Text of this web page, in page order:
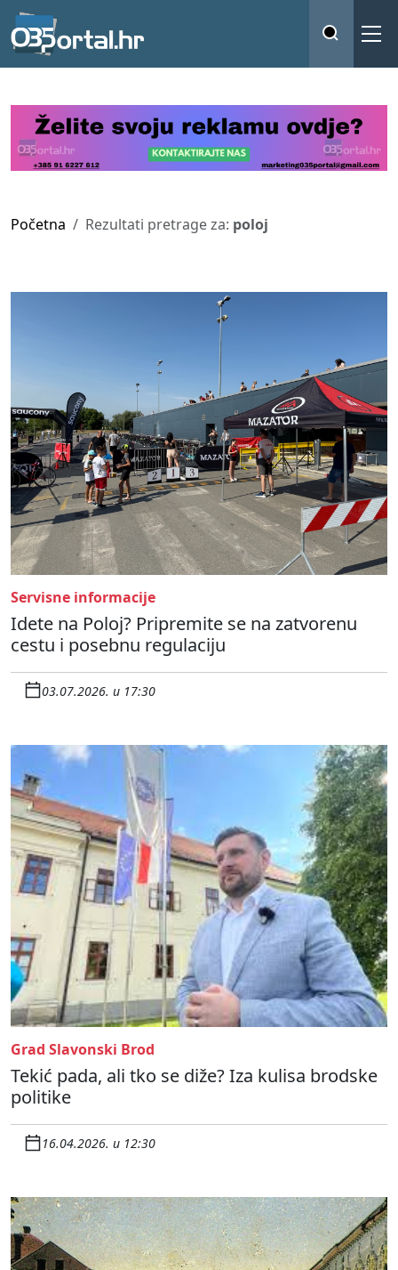
Početna Rezultati pretrage za: poloj
Servisne informacije
Idete na Poloj? Pripremite se na zatvorenu
cestu i posebnu regulaciju
03.07.2026. u 17:30
Grad Slavonski Brod
Tekić pada, ali tko se diže? Iza kulisa brodske
politike
16.04.2026. u 12:30